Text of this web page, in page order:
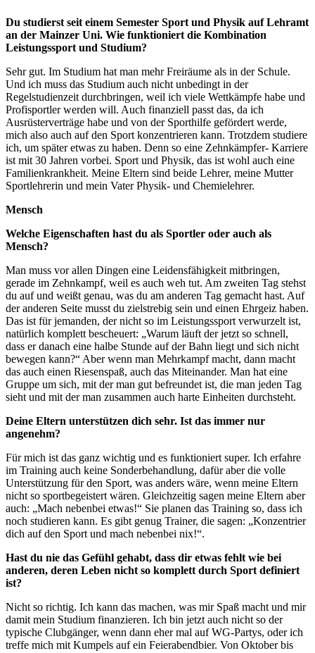
Du studierst seit einem Semester Sport und Physik auf Lehramt
an der Mainzer Uni. Wie funktioniert die Kombination
Leistungssport und Studium?
Sehr gut. Im Studium hat man mehr Freiräume als in der Schule.
Und ich muss das Studium auch nicht unbedingt in der
Regelstudienzeit durchbringen, weil ich viele Wettkämpfe habe und
Profisportler werden will. Auch finanziell passt das, da ich
Ausrüsterverträge habe und von der Sporthilfe gefördert werde,
mich also auch auf den Sport konzentrieren kann. Trotzdem studiere
ich, um später etwas zu haben. Denn so eine Zehnkämpfer- Karriere
ist mit 30 Jahren vorbei. Sport und Physik, das ist wohl auch eine
Familienkrankheit. Meine Eltern sind beide Lehrer, meine Mutter
Sportlehrerin und mein Vater Physik- und Chemielehrer.
Mensch
Welche Eigenschaften hast du als Sportler oder auch als
Mensch?
Man muss vor allen Dingen eine Leidensfähigkeit mitbringen,
gerade im Zehnkampf, weil es auch weh tut. Am zweiten Tag stehst
du auf und weißt genau, was du am anderen Tag gemacht hast. Auf
der anderen Seite musst du zielstrebig sein und einen Ehrgeiz haben.
Das ist für jemanden, der nicht so im Leistungssport verwurzelt ist,
natürlich komplett bescheuert: „Warum läuft der jetzt so schnell,
dass er danach eine halbe Stunde auf der Bahn liegt und sich nicht
bewegen kann?“ Aber wenn man Mehrkampf macht, dann macht
das auch einen Riesenspaß, auch das Miteinander. Man hat eine
Gruppe um sich, mit der man gut befreundet ist, die man jeden Tag
sieht und mit der man zusammen auch harte Einheiten durchsteht.
Deine Eltern unterstützen dich sehr. Ist das immer nur
angenehm?
Für mich ist das ganz wichtig und es funktioniert super. Ich erfahre
im Training auch keine Sonderbehandlung, dafür aber die volle
Unterstützung für den Sport, was anders wäre, wenn meine Eltern
nicht so sportbegeistert wären. Gleichzeitig sagen meine Eltern aber
auch: „Mach nebenbei etwas!“ Sie planen das Training so, dass ich
noch studieren kann. Es gibt genug Trainer, die sagen: „Konzentrier
dich auf den Sport und mach nebenbei nix!“.
Hast du nie das Gefühl gehabt, dass dir etwas fehlt wie bei
anderen, deren Leben nicht so komplett durch Sport definiert
ist?
Nicht so richtig. Ich kann das machen, was mir Spaß macht und mir
damit mein Studium finanzieren. Ich bin jetzt auch nicht so der
typische Clubgänger, wenn dann eher mal auf WG-Partys, oder ich
treffe mich mit Kumpels auf ein Feierabendbier. Von Oktober bis